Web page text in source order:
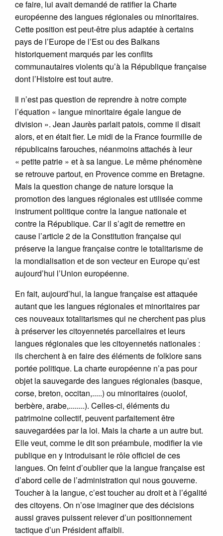
ce faire, lui avait demandé de ratifier la Charte
européenne des langues régionales ou minoritaires.
Cette position est peut-être plus adaptée à certains
pays de l’Europe de l’Est ou des Balkans
historiquement marqués par les conflits
communautaires violents qu’à la République française
dont l’Histoire est tout autre.
Il n’est pas question de reprendre à notre compte
l’équation « langue minoritaire égale langue de
division ». Jean Jaurès parlait patois, comme il disait
alors, et en était fier. Le midi de la France fourmille de
républicains farouches, néanmoins attachés à leur
« petite patrie » et à sa langue. Le même phénomène
se retrouve partout, en Provence comme en Bretagne.
Mais la question change de nature lorsque la
promotion des langues régionales est utilisée comme
instrument politique contre la langue nationale et
contre la République. Car il s’agit de remettre en
cause l’article 2 de la Constitution française qui
préserve la langue française contre le totalitarisme de
la mondialisation et de son vecteur en Europe qu’est
aujourd’hui l’Union européenne.
En fait, aujourd’hui, la langue française est attaquée
autant que les langues régionales et minoritaires par
ces nouveaux totalitarismes qui ne cherchent pas plus
à préserver les citoyennetés parcellaires et leurs
langues régionales que les citoyennetés nationales :
ils cherchent à en faire des éléments de folklore sans
portée politique. La charte européenne n’a pas pour
objet la sauvegarde des langues régionales (basque,
corse, breton, occitan,.....) ou minoritaires (ouolof,
berbère, arabe,........). Celles-ci, éléments du
patrimoine collectif, peuvent parfaitement être
sauvegardées par la loi. Mais la charte a un autre but.
Elle veut, comme le dit son préambule, modifier la vie
publique en y introduisant le rôle officiel de ces
langues. On feint d’oublier que la langue française est
d’abord celle de l’administration qui nous gouverne.
Toucher à la langue, c’est toucher au droit et à l’égalité
des citoyens. On n’ose imaginer que des décisions
aussi graves puissent relever d’un positionnement
tactique d’un Président affaibli.